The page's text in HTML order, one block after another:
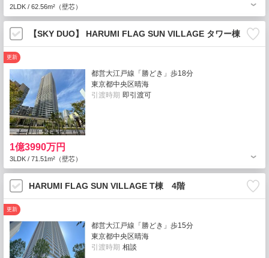
2LDK / 62.56m²（壁芯）
【SKY DUO】 HARUMI FLAG SUN VILLAGE タワー棟
更新
都営大江戸線「勝どき」歩18分
東京都中央区晴海
引渡時期 即引渡可
1億3990万円
3LDK / 71.51m²（壁芯）
HARUMI FLAG SUN VILLAGE T棟 4階
更新
都営大江戸線「勝どき」歩15分
東京都中央区晴海
引渡時期 相談